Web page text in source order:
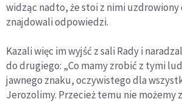
widząc nadto, że stoi z nimi uzdrowiony
znajdowali odpowiedzi.
Kazali więc im wyjść z sali Rady i
do drugiego: „Co mamy zrobić z tymi
jawnego znaku, oczywistego dla
Jerozolimy. Przecież temu nie możemy